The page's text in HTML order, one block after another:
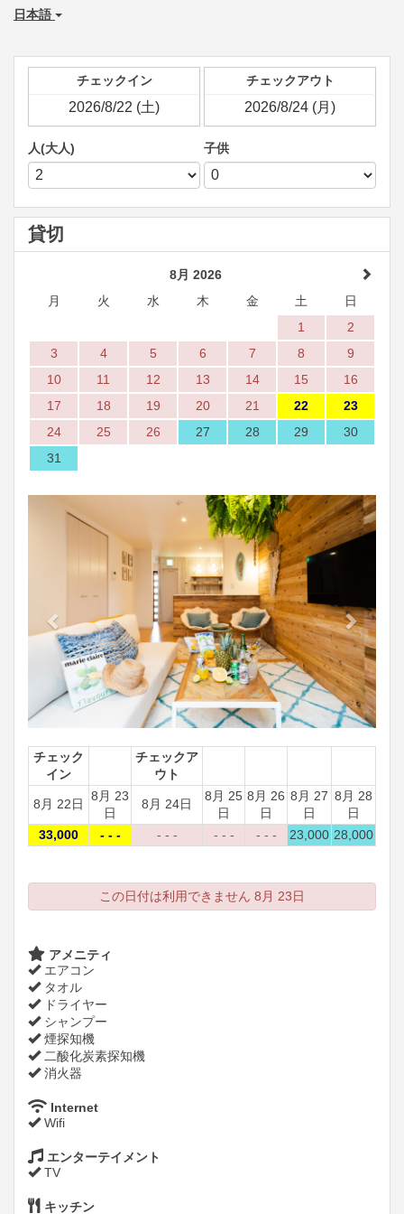
日本語
チェックイン チェックアウト
人(大人) 子供
貸切
8月 2026
月
火 水 木 金 土
日
1
2
3
4 5 6 7 8
9
10
11 12 13 14 15
16
17
18 19 20 21 22
23
24
25 26 27 28 29
30
31
Previous Next
チェック
イン
チェックア
ウト
8月 22日
8月 23
日
8月 24日
8月 25
日
8月 26
日
8月 27
日
8月 28
日
33,000
- - - - - - - - - - - - 23,000 28,000
この日付は利用できません 8月 23日
アメニティ
エアコン
タオル
ドライヤー
シャンプー
煙探知機
二酸化炭素探知機
消火器
Internet
Wifi
エンターテイメント
TV
キッチン